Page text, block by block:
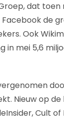
dat toen
de
Ook
mei 5,6
Nieuw op de
Cult of